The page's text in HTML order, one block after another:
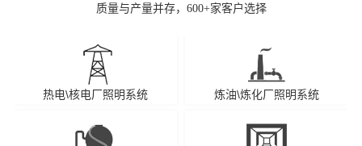
质量与产量并存，600+家客户选择
热电\核电厂照明系统 炼油\炼化厂照明系统